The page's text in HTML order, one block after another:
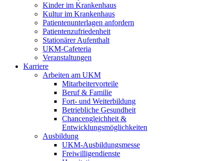
Kinder im Krankenhaus
Kultur im Krankenhaus
Patientenunterlagen anfordern
Patientenzufriedenheit
Stationärer Aufenthalt
UKM-Cafeteria
Veranstaltungen
Karriere
Arbeiten am UKM
Mitarbeitervorteile
Beruf & Familie
Fort- und Weiterbildung
Betriebliche Gesundheit
Chancengleichheit &
Entwicklungsmöglichkeiten
Ausbildung
UKM-Ausbildungsmesse
Freiwilligendienste